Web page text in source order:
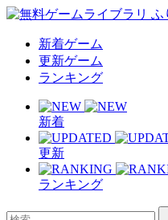
新着ゲーム
更新ゲーム
ランキング
新着
更新
ランキング